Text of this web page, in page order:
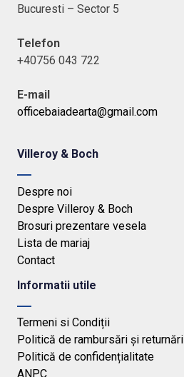
Bucuresti – Sector 5
Telefon
+40756 043 722
E-mail
officebaiadearta@gmail.com
Villeroy & Boch
Despre noi
Despre Villeroy & Boch
Brosuri prezentare vesela
Lista de mariaj
Contact
Informatii utile
Termeni si Condiții
Politică de rambursări și returnări
Politică de confidențialitate
ANPC